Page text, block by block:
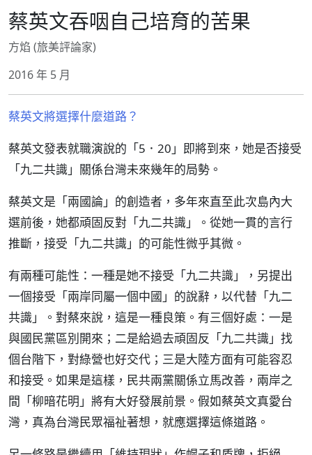
蔡英文吞咽自己培育的苦果
方焰 (旅美評論家)
2016 年 5 月
蔡英文將選擇什麼道路？
蔡英文發表就職演說的「5．20」即將到來，她是否接受
「九二共識」關係台灣未來幾年的局勢。
蔡英文是「兩國論」的創造者，多年來直至此次島內大
選前後，她都頑固反對「九二共識」。從她一貫的言行
推斷，接受「九二共識」的可能性微乎其微。
有兩種可能性：一種是她不接受「九二共識」，另提出
一個接受「兩岸同屬一個中國」的說辭，以代替「九二
共識」。對蔡來說，這是一種良策。有三個好處：一是
與國民黨區別開來；二是給過去頑固反「九二共識」找
個台階下，對綠營也好交代；三是大陸方面有可能容忍
和接受。如果是這樣，民共兩黨關係立馬改善，兩岸之
間「柳暗花明」將有大好發展前景。假如蔡英文真愛台
灣，真為台灣民眾福祉著想，就應選擇這條道路。